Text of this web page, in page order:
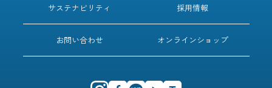
サステナビリティ 採用情報
お問い合わせ オンラインショップ